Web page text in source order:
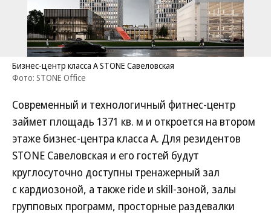
Бизнес-центр класса А STONE Савеловская
Фото: STONE Office
Современный и технологичный фитнес-центр
займет площадь 1371 кв. м и откроется на втором
этаже бизнес-центра класса А. Для резидентов
STONE Савеловская и его гостей будут
круглосуточно доступны тренажерный зал
с кардиозоной, а также ride и skill-зоной, залы
групповых программ, просторные раздевалки